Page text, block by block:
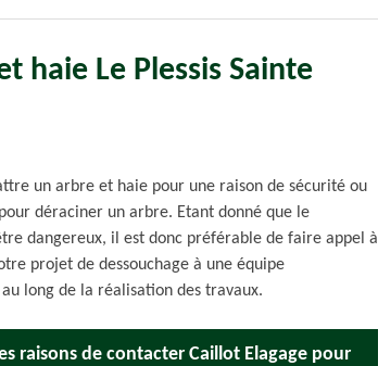
haie Le Plessis Sainte
un arbre et haie pour une raison de sécurité ou
déraciner un arbre. Etant donné que le
dangereux, il est donc préférable de faire appel à
projet de dessouchage à une équipe
long de la réalisation des travaux.
raisons de contacter Caillot Elagage pour